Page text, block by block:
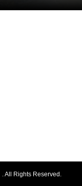
All Rights Reserved.